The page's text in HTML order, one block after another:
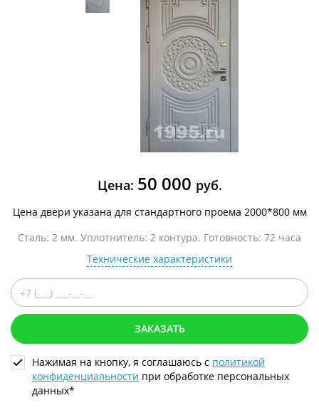
Цена: 50 000 руб.
Цена двери указана для стандартного проема 2000*800 мм
Сталь: 2 мм. Уплотнитель: 2 контура. Готовность: 72 часа
Технические характеристики
ЗАКАЗАТЬ
Нажимая на кнопку, я соглашаюсь с политикой
конфиденциальности при обработке персональных
данных*